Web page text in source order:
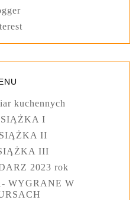
kuchennych
I
II
III
2023 rok
WYGRANE W